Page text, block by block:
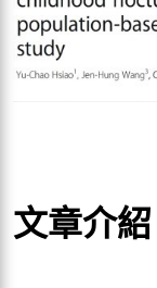
文章介紹